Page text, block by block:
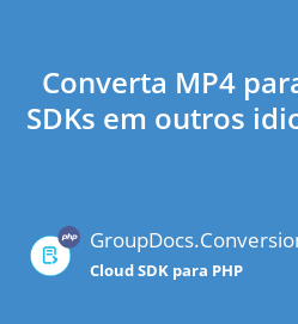
Converta MP4
SDKs em outros
Cloud SDK para PHP